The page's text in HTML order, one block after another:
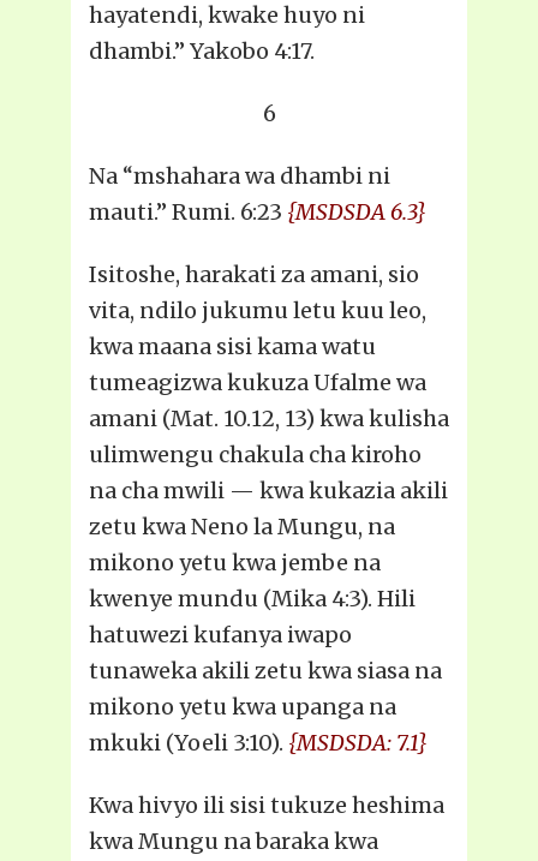
hayatendi, kwake huyo ni
dhambi.” Yakobo 4:17.
6
Na “mshahara wa dhambi ni
mauti.” Rumi. 6:23 {MSDSDA 6.3}
Isitoshe, harakati za amani, sio
vita, ndilo jukumu letu kuu leo,
kwa maana sisi kama watu
tumeagizwa kukuza Ufalme wa
amani (Mat. 10.12, 13) kwa kulisha
ulimwengu chakula cha kiroho
na cha mwili — kwa kukazia akili
zetu kwa Neno la Mungu, na
mikono yetu kwa jembe na
kwenye mundu (Mika 4:3). Hili
hatuwezi kufanya iwapo
tunaweka akili zetu kwa siasa na
mikono yetu kwa upanga na
mkuki (Yoeli 3:10). {MSDSDA: 7.1}
Kwa hivyo ili sisi tukuze heshima
kwa Mungu na baraka kwa